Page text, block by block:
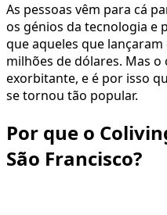
As pessoas vêm para cá
os génios da tecnologia e
que aqueles que
milhões de dólares. Mas o
exorbitante, e é por isso
se tornou tão popular.
Por que o
São Francisco?